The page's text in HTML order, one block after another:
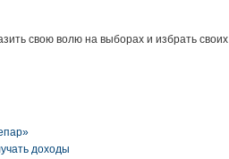
свою волю на выборах и избрать своих
доходы